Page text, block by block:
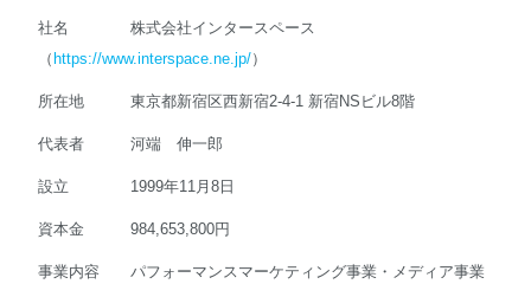
社名 株式会社インタースペース
（ https://www.interspace.ne.jp/）
所在地 東京都新宿区西新宿2-4-1 新宿NSビル8階
代表者 河端 伸一郎
設立 1999年11月8日
資本金 984,653,800円
事業内容 パフォーマンスマーケティング事業・メディア事業